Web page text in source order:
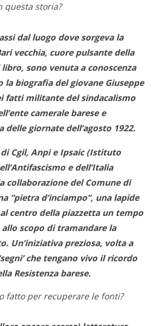
questa storia?
dal luogo dove sorgeva la
vecchia, cuore pulsante della
sono venuta a conoscenza
la biografia del giovane Giuseppe
fatti militante del sindacalismo
camerale barese e
giornate dell’agosto 1922.
Cgil, Anpi e Ipsaic (Istituto
e dell’Italia
collaborazione del Comune di
“pietra d’inciampo”, una lapide
centro della piazzetta un tempo
allo scopo di tramandare la
Un’iniziativa preziosa, volta a
che tengano vivo il ricordo
Resistenza barese.
fatto per recuperare le fonti?